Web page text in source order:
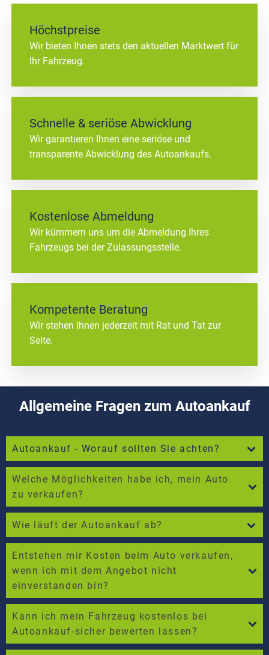
Höchstpreise
Wir bieten Ihnen stets den aktuellen Marktwert für
Ihr Fahrzeug.
Schnelle & seriöse Abwicklung
Wir garantieren Ihnen eine seriöse und
transparente Abwicklung des Autoankaufs.
Kostenlose Abmeldung
Wir kümmern uns um die Abmeldung Ihres
Fahrzeugs bei der Zulassungsstelle.
Kompetente Beratung
Wir stehen Ihnen jederzeit mit Rat und Tat zur
Seite.
Allgemeine Fragen zum Autoankauf
Autoankauf - Worauf sollten Sie achten?
Welche Möglichkeiten habe ich, mein Auto
zu verkaufen?
Wie läuft der Autoankauf ab?
Entstehen mir Kosten beim Auto verkaufen,
wenn ich mit dem Angebot nicht
einverstanden bin?
Kann ich mein Fahrzeug kostenlos bei
Autoankauf-sicher bewerten lassen?